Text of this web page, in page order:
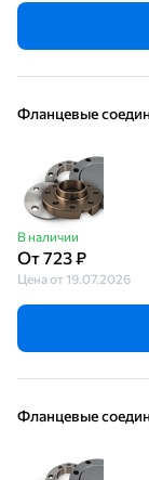
Фланцевые
В наличии
От 723 ₽
Цена от 19.07.2026
Фланцевые